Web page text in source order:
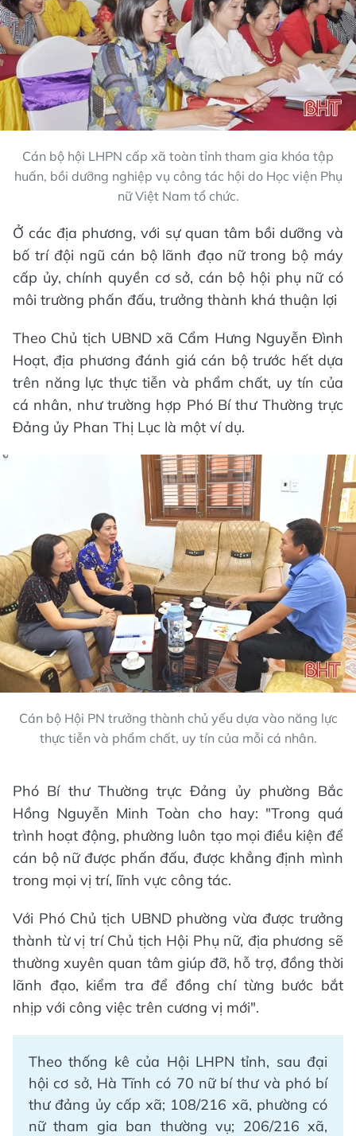
Cán bộ hội LHPN cấp xã toàn tỉnh tham gia khóa tập
huấn, bồi dưỡng nghiệp vụ công tác hội do Học viện Phụ
nữ Việt Nam tổ chức.
Ở các địa phương, với sự quan tâm bồi dưỡng và
bố trí đội ngũ cán bộ lãnh đạo nữ trong bộ máy
cấp ủy, chính quyền cơ sở, cán bộ hội phụ nữ có
môi trường phấn đấu, trưởng thành khá thuận lợi
Theo Chủ tịch UBND xã Cẩm Hưng Nguyễn Đình
Hoạt, địa phương đánh giá cán bộ trước hết dựa
trên năng lực thực tiễn và phẩm chất, uy tín của
cá nhân, như trường hợp Phó Bí thư Thường trực
Đảng ủy Phan Thị Lục là một ví dụ.
Cán bộ Hội PN trưởng thành chủ yếu dựa vào năng lực
thực tiễn và phẩm chất, uy tín của mỗi cá nhân.
Phó Bí thư Thường trực Đảng ủy phường Bắc
Hồng Nguyễn Minh Toàn cho hay: "Trong quá
trình hoạt động, phường luôn tạo mọi điều kiện để
cán bộ nữ được phấn đấu, được khẳng định mình
trong mọi vị trí, lĩnh vực công tác.
Với Phó Chủ tịch UBND phường vừa được trưởng
thành từ vị trí Chủ tịch Hội Phụ nữ, địa phương sẽ
thường xuyên quan tâm giúp đỡ, hỗ trợ, đồng thời
lãnh đạo, kiểm tra để đồng chí từng bước bắt
nhịp với công việc trên cương vị mới".
Theo thống kê của Hội LHPN tỉnh, sau đại
hội cơ sở, Hà Tĩnh có 70 nữ bí thư và phó bí
thư đảng ủy cấp xã; 108/216 xã, phường có
nữ tham gia ban thường vụ; 206/216 xã,